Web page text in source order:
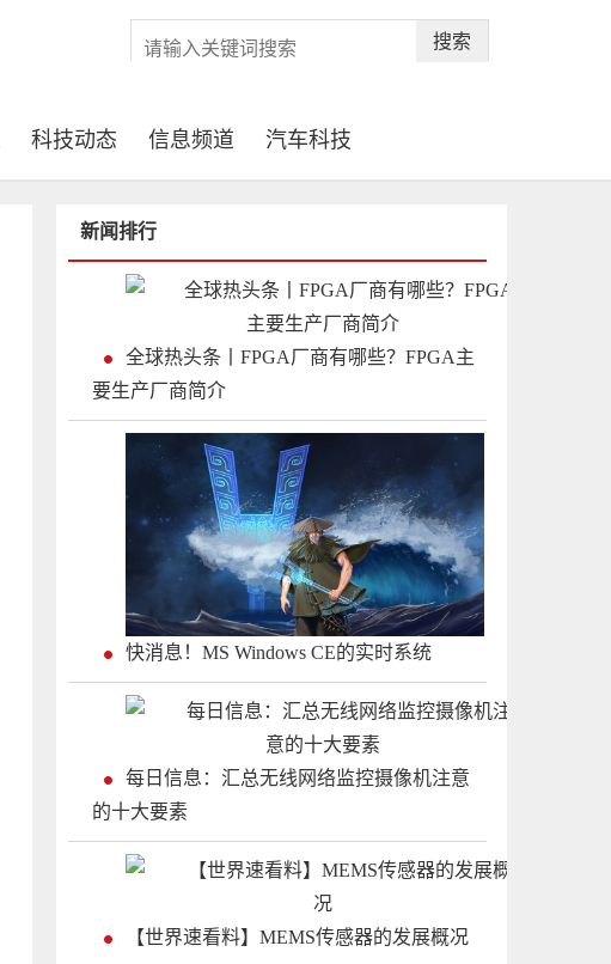
搜索
科技动态 信息频道 汽车科技
新闻排行
全球热头条丨FPGA厂商有哪些？FPGA主
要生产厂商简介
快消息！MS Windows CE的实时系统
每日信息：汇总无线网络监控摄像机注意
的十大要素
【世界速看料】MEMS传感器的发展概况